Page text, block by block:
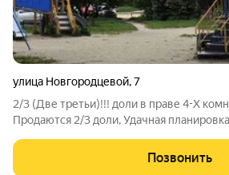
улица Новгородцевой,7
2/3 (Две третьи)!!! доли в праве 4-Х
Продаются 2/3 доли, Удачная
детской площадкой. Все объекты
доступности: аптеки,
Позвонить